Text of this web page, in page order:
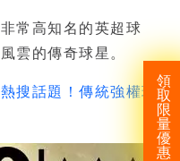
領
取
限
量
優
惠
常高知名的英超球
雲的傳奇球星。
搜話題！傳統強權球